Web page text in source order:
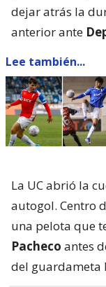
dejar atrás la
anterior ante
Lee también...
La UC abrió la
autogol. Centro
una pelota que
Pacheco antes
del guardameta